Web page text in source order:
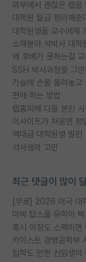
외부에서 괜찮은 랩을
대학원 월급 정리해준
소재분야 석박사 대학
가슴에 손을 올려놓고
편애 하는 방법
랩홈피에 다들 본인
이사이트가 처음엔 정
역대급 대학원생 빌런
석사생의 고민
최근 댓글이 많이
미박 탑스쿨 유학이
혹시 이정도 스펙이면
카이스트 경영공학부
입학도 안한 신입생이